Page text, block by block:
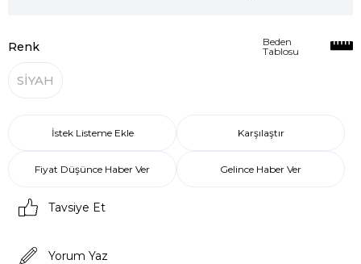
Renk
SİYAH
Beden
Tablosu
İstek Listeme Ekle Karşılaştır
Fiyat Düşünce Haber Ver Gelince Haber Ver
Tavsiye Et
Yorum Yaz